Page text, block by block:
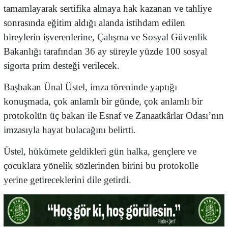
tamamlayarak sertifika almaya hak kazanan ve tahliye
sonrasında eğitim aldığı alanda istihdam edilen
bireylerin işverenlerine, Çalışma ve Sosyal Güvenlik
Bakanlığı tarafından 36 ay süreyle yüzde 100 sosyal
sigorta prim desteği verilecek.
Başbakan Ünal Üstel, imza töreninde yaptığı
konuşmada, çok anlamlı bir günde, çok anlamlı bir
protokolün üç bakan ile Esnaf ve Zanaatkârlar Odası’nın
imzasıyla hayat bulacağını belirtti.
Üstel, hükümete geldikleri gün halka, gençlere ve
çocuklara yönelik sözlerinden birini bu protokolle
yerine getireceklerini dile getirdi.